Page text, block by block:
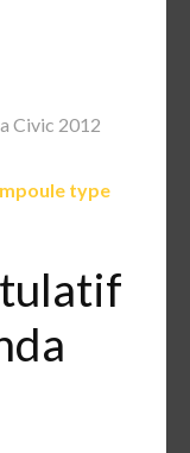
Civic 2012
type